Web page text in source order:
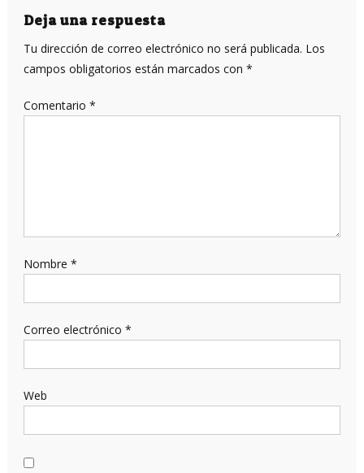
entradas
Deja una respuesta
Tu dirección de correo electrónico no será publicada. Los
campos obligatorios están marcados con *
Comentario *
Nombre *
Correo electrónico *
Web